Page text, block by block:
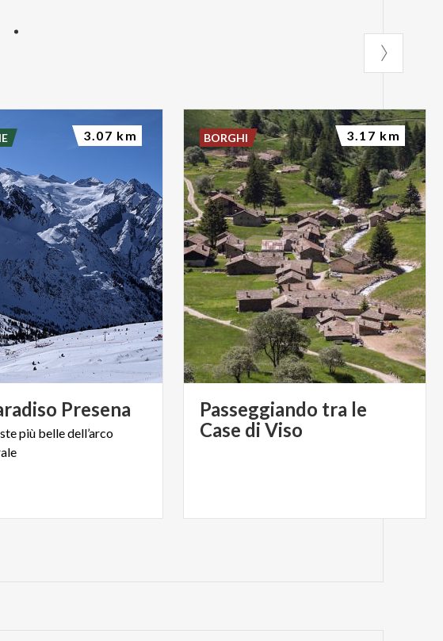
Presena
più belledell’arco
3.07 km
Passeggiando tra le
Case di Viso
BORGHI 3.17 km